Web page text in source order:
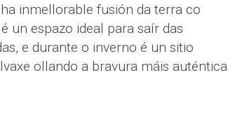
inmellorable fusión da terra co
un espazo ideal para saír das
e durante o inverno é un sitio
ollando a bravura máis auténtica